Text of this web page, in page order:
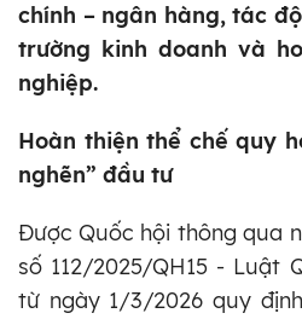
chính – ngân hàng, tác
trường kinh doanh và
nghiệp.
Hoàn thiện thể chế quy
nghẽn” đầu tư
Được Quốc hội thông qua
số 112/2025/QH15 - Luật
từ ngày 1/3/2026 quy